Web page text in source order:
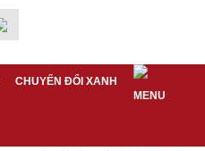
CHUYỂN ĐỔI XANH